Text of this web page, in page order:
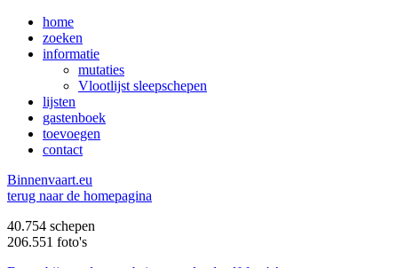
home
zoeken
informatie
mutaties
Vlootlijst sleepschepen
lijsten
gastenboek
toevoegen
contact
Binnenvaart.eu
terug naar de homepagina
40.754 schepen
206.551 foto's